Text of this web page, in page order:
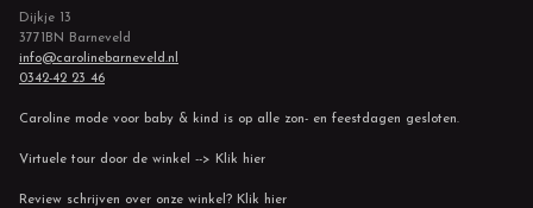
Dijkje 13
3771BN Barneveld
info@carolinebarneveld.nl
0342-42 23 46
Caroline mode voor baby & kind is op alle zon- en feestdagen gesloten.
Virtuele tour door de winkel --> Klik hier
Review schrijven over onze winkel? Klik hier